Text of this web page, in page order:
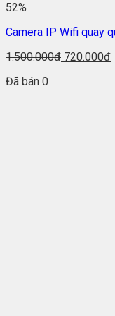
52%
Camera IP Wifi quay
1.500.000đ 720.000đ
Đã bán 0